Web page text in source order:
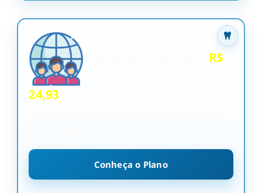
R$
24,93
Conheça o Plano